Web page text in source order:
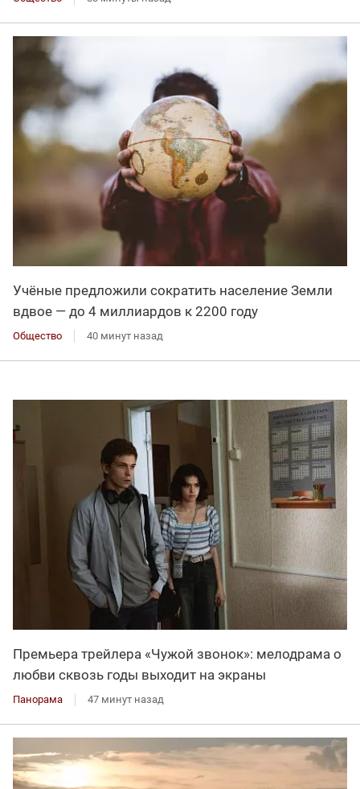
Учёные предложили сократить население Земли
вдвое — до 4 миллиардов к 2200 году
Общество 40 минут назад
Премьера трейлера «Чужой звонок»: мелодрама о
любви сквозь годы выходит на экраны
Панорама 47 минут назад